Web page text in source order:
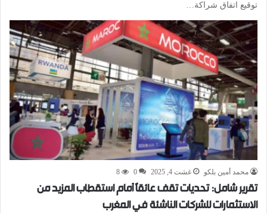
توقيع اتفاق شراكة…
محمد أمين بلكو غشت 4, 2025 0
8
تقرير شامل: تحديات تقف عائقًا أمام استقطاب المزيد من
الاستثمارات للشركات الناشئة في المغرب